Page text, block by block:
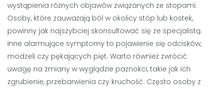
wystąpienia różnych objawów związanych ze stopami.
Osoby, które zauważają ból w okolicy stóp lub kostek,
powinny jak najszybciej skonsultować się ze specjalistą.
Inne alarmujące symptomy to pojawienie się odcisków,
modzeli czy pękających pięt. Warto również zwrócić
uwagę na zmiany w wyglądzie paznokci, takie jak ich
zgrubienie, przebarwienia czy kruchość. Często osoby z